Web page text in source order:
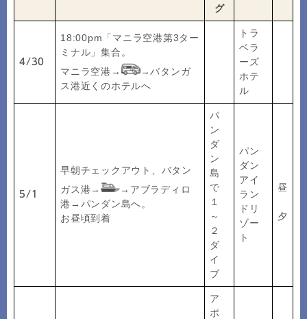
グ
4/30
18:00pm「マニラ空港第3ター
ミナル」集合。
マニラ空港→
→バタンガ
ス港近くのホテルへ
トラ
ベラ
ーズ
ホテ
ル
5/1
早朝チェックアウト、バタン
ガス港→
→アブラディロ
港→パンダン島へ。
お昼頃到着
パ
ン
ダ
ン
島
で
１
～
２
ダ
イ
ブ
パン
ダン
アイ
ラン
ドリ
ゾー
ト
昼
夕
ア
ポ